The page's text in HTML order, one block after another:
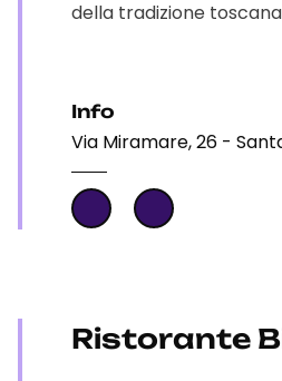
della tradizione
Info
Via Miramare, 26 -
Ristorante